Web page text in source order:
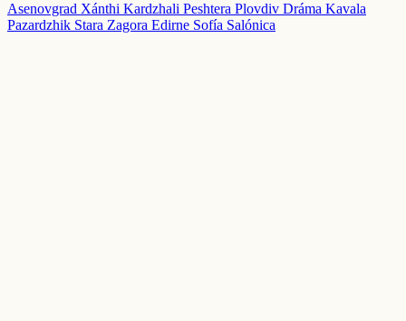
Asenovgrad Xánthi Kardzhali Peshtera Plovdiv Dráma Kavala
Pazardzhik Stara Zagora Edirne Sofía Salónica